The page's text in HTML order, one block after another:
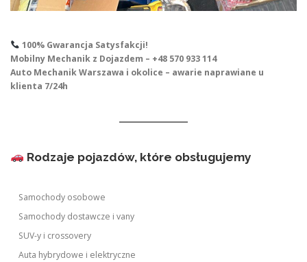
100% Gwarancja Satysfakcji!
Mobilny Mechanik z Dojazdem – +48 570 933 114
Auto Mechanik Warszawa i okolice – awarie naprawiane u
klienta 7/24h
Rodzaje pojazdów, które obsługujemy
Samochody osobowe
Samochody dostawcze i vany
SUV-y i crossovery
Auta hybrydowe i elektryczne